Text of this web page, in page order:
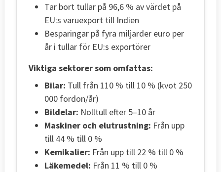
Tar bort tullar på 96,6 % av värdet på
EU:s varuexport till Indien
Besparingar på fyra miljarder euro per
år i tullar för EU:s exportörer
Viktiga sektorer som omfattas:
Bilar: Tull från 110 % till 10 % (kvot 250
000 fordon/år)
Bildelar: Nolltull efter 5–10 år
Maskiner och elutrustning: Från upp
till 44 % till 0 %
Kemikalier: Från upp till 22 % till 0 %
Läkemedel: Från 11 % till 0 %